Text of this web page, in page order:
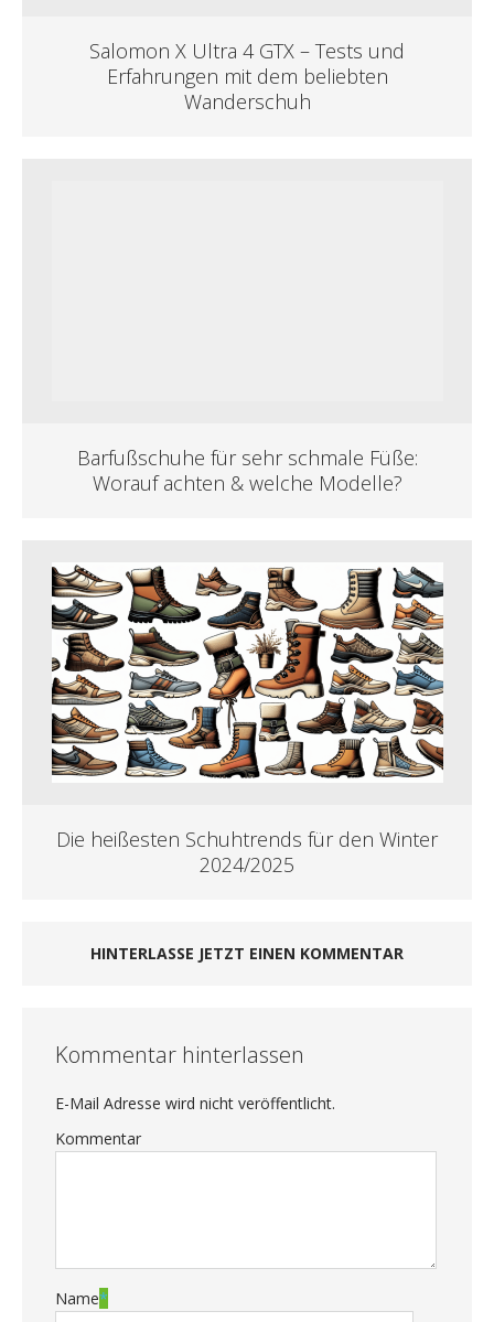
Salomon X Ultra 4 GTX – Tests und
Erfahrungen mit dem beliebten
Wanderschuh
Barfußschuhe für sehr schmale Füße:
Worauf achten & welche Modelle?
Die heißesten Schuhtrends für den Winter
2024/2025
HINTERLASSE JETZT EINEN KOMMENTAR
Kommentar hinterlassen
E-Mail Adresse wird nicht veröffentlicht.
Kommentar
Name*